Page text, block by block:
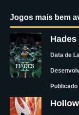
Jogos mais bem
Hades
Data de
Publicado